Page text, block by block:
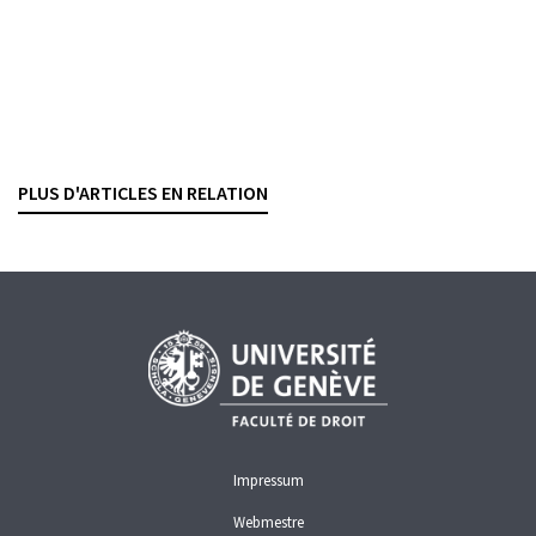
PLUS D'ARTICLES EN RELATION
Impressum
Webmestre